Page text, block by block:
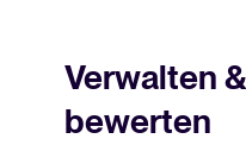
Verwalten &
bewerten